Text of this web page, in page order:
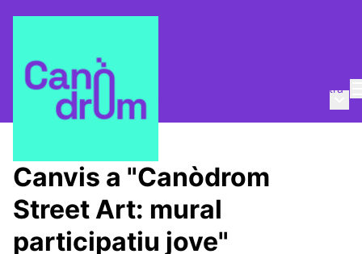
Entra
Qui som? Canòdrom Obert
Canvis a "Canòdrom
Street Art: mural
participatiu jove"